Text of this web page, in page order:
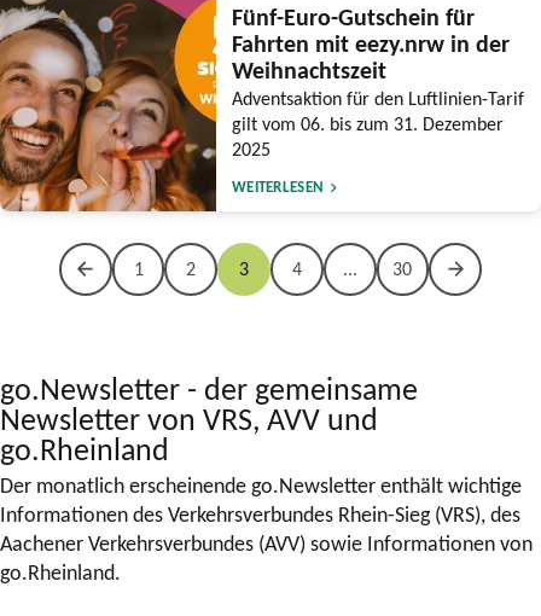
Fünf-Euro-Gutschein für
Fahrten mit eezy.nrw in der
Weihnachtszeit
Adventsaktion für den Luftlinien-Tarif
gilt vom 06. bis zum 31. Dezember
2025
WEITERLESEN
1 2 3 4 ... 30
go.Newsletter - der gemeinsame
Newsletter von VRS, AVV und
go.Rheinland
Der monatlich erscheinende go.Newsletter enthält wichtige
Informationen des Verkehrsverbundes Rhein-Sieg (VRS), des
Aachener Verkehrsverbundes (AVV) sowie Informationen von
go.Rheinland.